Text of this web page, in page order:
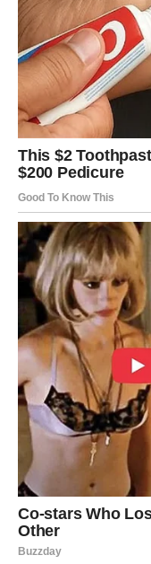
U tebi postoji
A sudbina sada želi
Jedan razgovor
Neko će ti otvoriti
dugo ignorisao/la.
Pred tobom su i nova
Moguće je da ćeš
tvoju pažnju.
Ta osoba donosi
si do sada doživio/la.
Ako si već u vezi,
Neki odnosi će
završiti jer više
Ali ono što je
ono što te čini
Narandžasta ruža
Pred tobom je
promjenu koja će ti